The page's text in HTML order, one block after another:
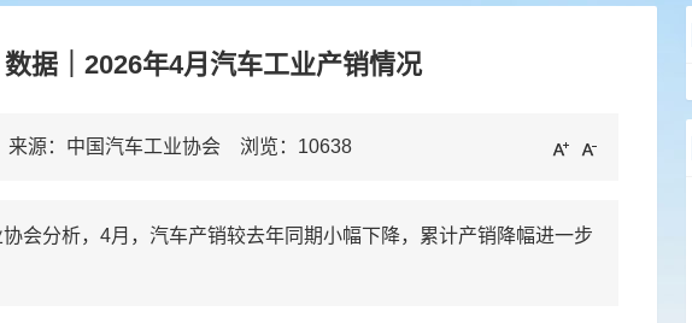
数据｜2026年4月汽车工业产销情况
源：中国汽车工业协会 浏览： 10638
分析，4月，汽车产销较去年同期小幅下降，累计产销降幅进一步